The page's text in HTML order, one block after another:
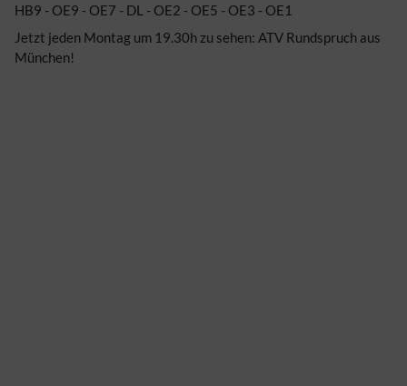
HB9 - OE9 - OE7 - DL - OE2 - OE5 - OE3 - OE1
Jetzt jeden Montag um 19.30h zu sehen: ATV Rundspruch aus
München!